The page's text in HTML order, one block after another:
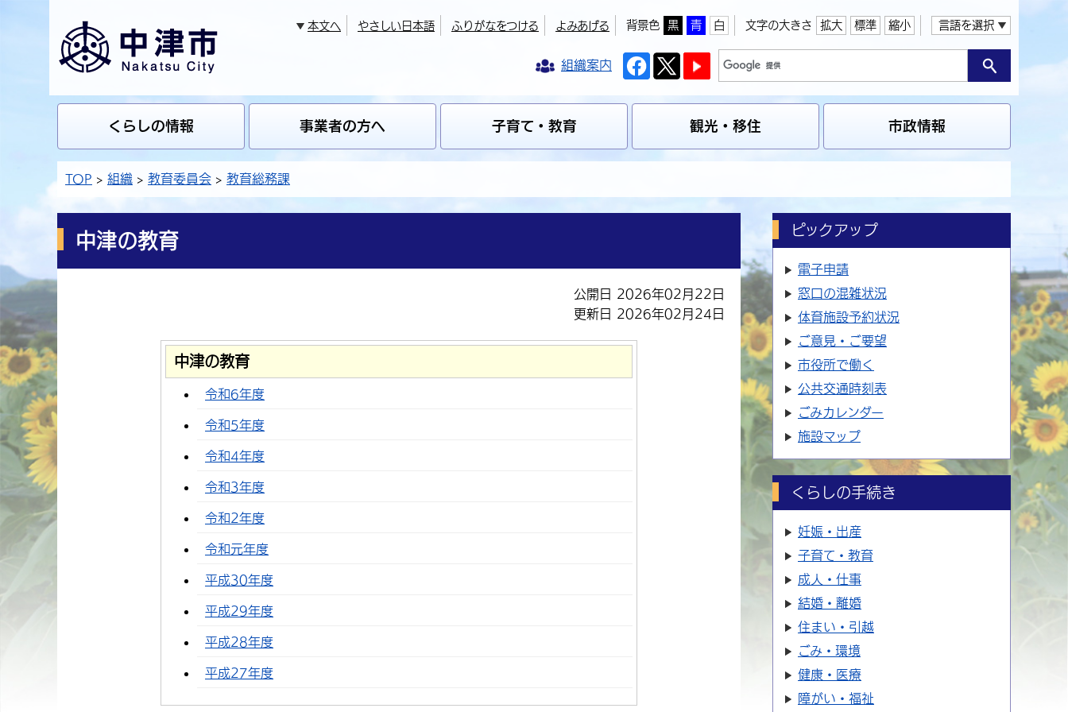
本文へ やさしい日本語 ふりがなをつける よみあげる 背景色 黒 青 白 文字の大きさ 拡大 標準 縮小 言語を選択
組織案内
くらしの情報 事業者の方へ 子育て・教育 観光・移住 市政情報
TOP 組織 教育委員会 教育総務課
中津の教育
公開日 2026年02月22日
更新日 2026年02月24日
中津の教育
令和6年度
令和5年度
令和4年度
令和3年度
令和2年度
令和元年度
平成30年度
平成29年度
平成28年度
平成27年度
ピックアップ
電子申請
窓口の混雑状況
体育施設予約状況
ご意見・ご要望
市役所で働く
公共交通時刻表
ごみカレンダー
施設マップ
くらしの手続き
妊娠・出産
子育て・教育
成人・仕事
結婚・離婚
住まい・引越
ごみ・環境
健康・医療
障がい・福祉